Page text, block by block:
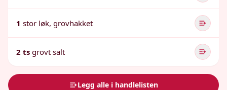
1 stor løk, grovhakket
2 ts grovt salt
Legg alle i handlelisten